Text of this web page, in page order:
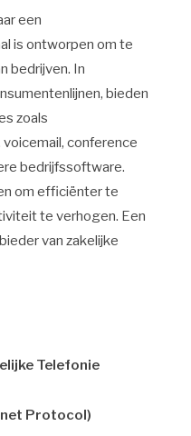
een
is ontworpen om te
bedrijven. In
bieden
zoals
conference
bedrijfssoftware.
om efficiënter te
te verhogen. Een
van zakelijke
Telefonie
Protocol)